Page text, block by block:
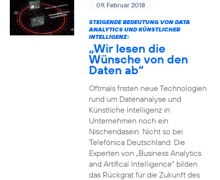
09. Februar 2018
STEIGENDE BEDEUTUNG VON DATA
ANALYTICS UND KÜNSTLICHER
INTELLIGENZ:
„Wir lesen die
Wünsche von den
Daten ab“
Oftmals fristen neue Technologien
rund um Datenanalyse und
Künstliche Intelligenz in
Unternehmen noch ein
Nischendasein. Nicht so bei
Telefónica Deutschland: Die
Experten von „Business Analytics
and Artifical Intelligence“ bilden
das Rückgrat für die Zukunft des